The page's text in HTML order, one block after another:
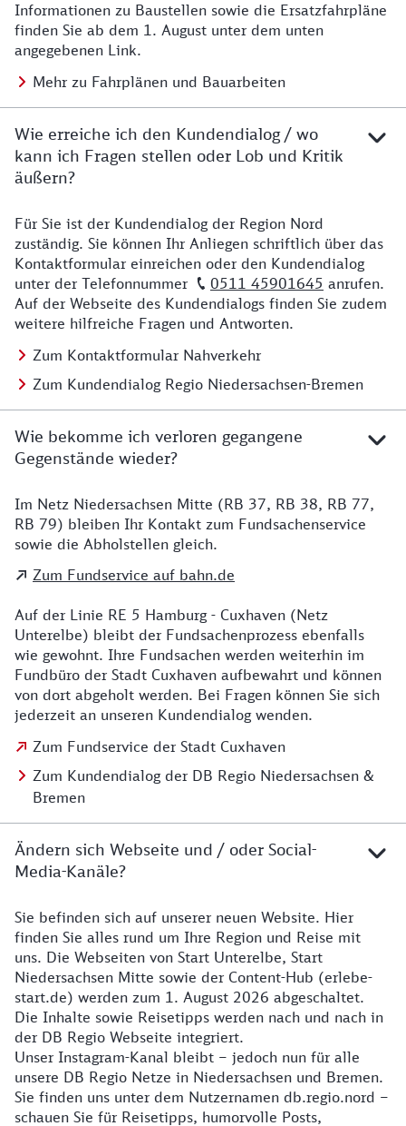
Informationen zu Baustellen sowie die Ersatzfahrpläne
finden Sie ab dem 1. August unter dem unten
angegebenen Link.
Mehr zu Fahrplänen und Bauarbeiten
Wie erreiche ich den Kundendialog / wo
kann ich Fragen stellen oder Lob und Kritik
äußern?
Details zu Kontakt
Für Sie ist der Kundendialog der Region Nord
zuständig. Sie können Ihr Anliegen schriftlich über das
Kontaktformular einreichen oder den Kundendialog
unter der Telefonnummer
0511 45901645 anrufen.
Auf der Webseite des Kundendialogs finden Sie zudem
weitere hilfreiche Fragen und Antworten.
Zum Kontaktformular Nahverkehr
Zum Kundendialog Regio Niedersachsen-Bremen
Wie bekomme ich verloren gegangene
Gegenstände wieder?
Details zu Kontakt
Im Netz Niedersachsen Mitte (RB 37, RB 38, RB 77,
RB 79) bleiben Ihr Kontakt zum Fundsachenservice
sowie die Abholstellen gleich.
Zum Fundservice auf bahn.de
Auf der Linie RE 5 Hamburg - Cuxhaven (Netz
Unterelbe) bleibt der Fundsachenprozess ebenfalls
wie gewohnt. Ihre Fundsachen werden weiterhin im
Fundbüro der Stadt Cuxhaven aufbewahrt und können
von dort abgeholt werden. Bei Fragen können Sie sich
jederzeit an unseren Kundendialog wenden.
Zum Fundservice der Stadt Cuxhaven
Zum Kundendialog der DB Regio Niedersachsen &
Bremen
Ändern sich Webseite und / oder Social-
Media-Kanäle?
Details zur Website
Sie befinden sich auf unserer neuen Website. Hier
finden Sie alles rund um Ihre Region und Reise mit
uns. Die Webseiten von Start Unterelbe, Start
Niedersachsen Mitte sowie der Content-Hub (erlebe-
start.de) werden zum 1. August 2026 abgeschaltet.
Die Inhalte sowie Reisetipps werden nach und nach in
der DB Regio Webseite integriert.
Unser Instagram-Kanal bleibt – jedoch nun für alle
unsere DB Regio Netze in Niedersachsen und Bremen.
Sie finden uns unter dem Nutzernamen db.regio.nord –
schauen Sie für Reisetipps, humorvolle Posts,